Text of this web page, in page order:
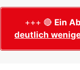
Wer wird Fußball-
Alle WM 2026
+++ 🔴 Ein
deutlich